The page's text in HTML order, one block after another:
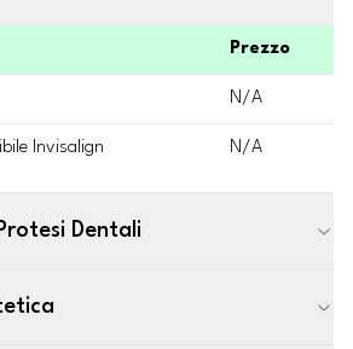
Prezzo
N/A
Invisalign N/A
Dentali